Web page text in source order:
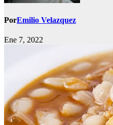
PorEmilio Velazquez
Ene 7, 2022